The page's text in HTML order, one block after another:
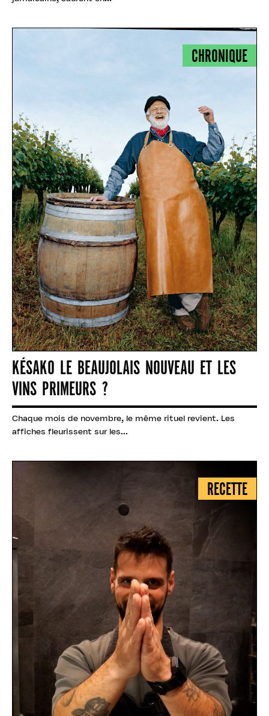
KÉSAKO LE BEAUJOLAIS NOUVEAU ET LES
VINS PRIMEURS ?
Chaque mois de novembre, le même rituel revient. Les
affiches fleurissent sur les...
CHRONIQUE
RECETTE